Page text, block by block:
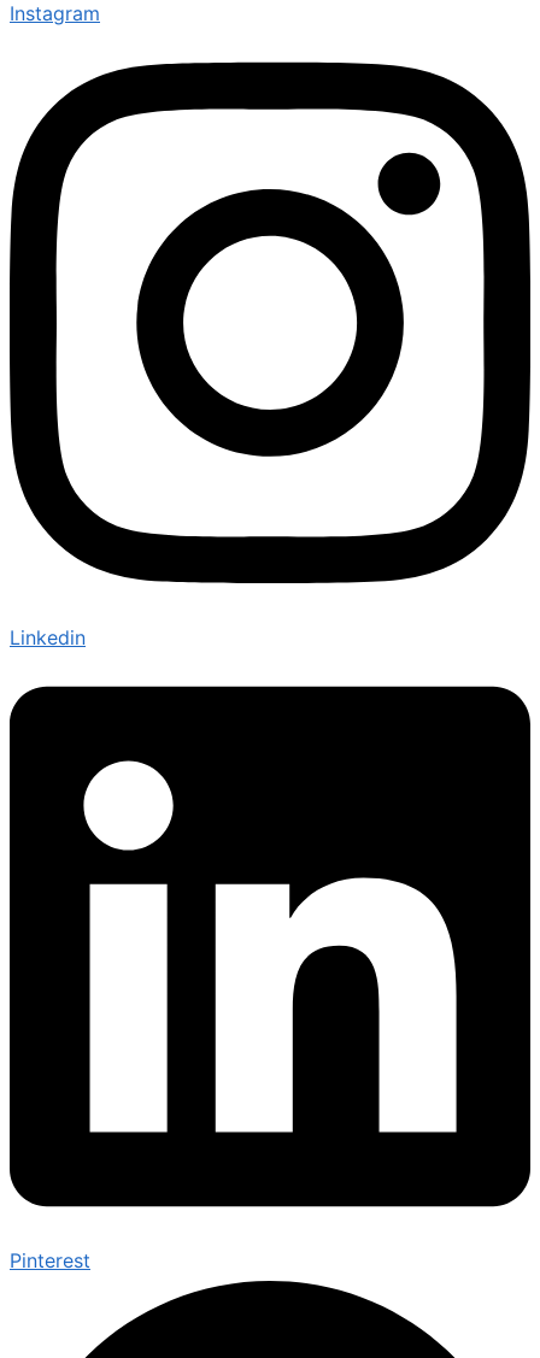
Instagram
Linkedin
Pinterest